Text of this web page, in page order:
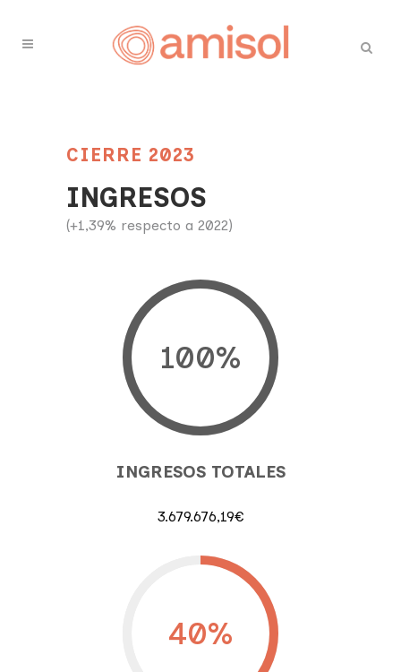
CIERRE 2023
INGRESOS
(+1,39% respecto a 2022)
100%
INGRESOS TOTALES
3.679.676,19€
40%